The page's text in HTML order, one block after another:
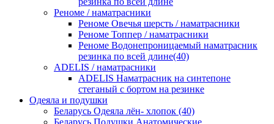
Реноме / наматрасники
Реноме Овечья шерсть / наматрасники
Реноме Топпер / наматрасники
Реноме Водонепроницаемый наматрасник
резинка по всей длине(40)
ADELIS / наматрасники
ADELIS Наматрасник на синтепоне
стеганый с бортом на резинке
Одеяла и подушки
Беларусь Одеяла лён- хлопок (40)